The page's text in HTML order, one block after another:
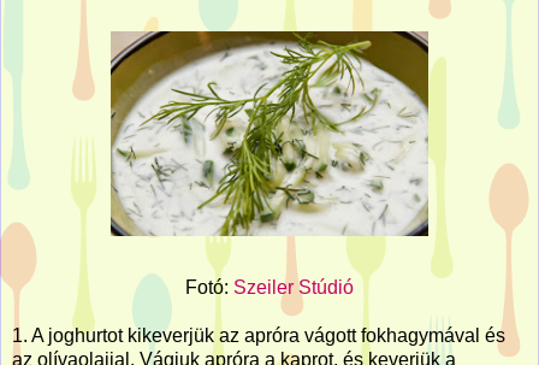
Fotó: Szeiler Stúdió
1. A joghurtot kikeverjük az apróra vágott fokhagymával és
az olívaolajjal. Vágjuk apróra a kaprot, és keverjük a